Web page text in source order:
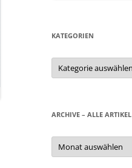
KATEGORIEN
Kategorien
ARCHIVE – ALLE ARTIKEL
Archive
alle